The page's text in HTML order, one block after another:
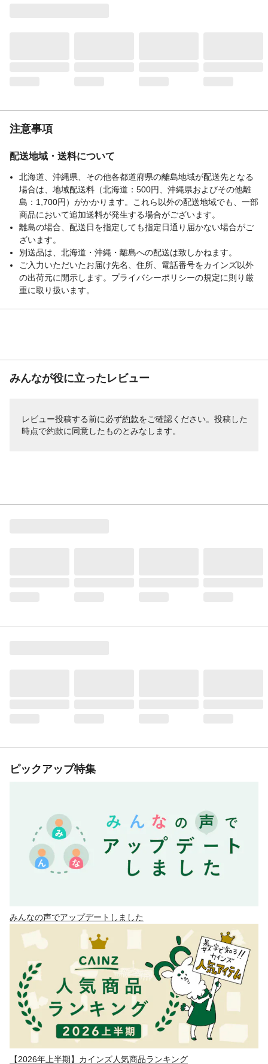
注意事項
配送地域・送料について
北海道、沖縄県、その他各都道府県の離島地域が配送先となる
場合は、地域配送料（北海道：500円、沖縄県およびその他離
島：1,700円）がかかります。これら以外の配送地域でも、一部
商品において追加送料が発生する場合がございます。
離島の場合、配送日を指定しても指定日通り届かない場合がご
ざいます。
別送品は、北海道・沖縄・離島への配送は致しかねます。
ご入力いただいたお届け先名、住所、電話番号をカインズ以外
の出荷元に開示します。プライバシーポリシーの規定に則り厳
重に取り扱います。
みんなが役に立ったレビュー
レビュー投稿する前に必ず約款をご確認ください。投稿した
時点で約款に同意したものとみなします。
ピックアップ特集
みんなの声でアップデートしました
【2026年上半期】カインズ人気商品ランキング